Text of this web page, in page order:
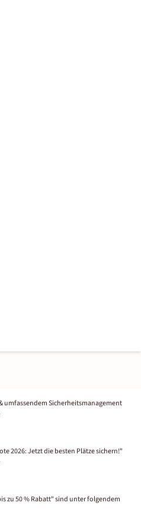
umfassendem Sicherheitsmanagement
2026: Jetzt die besten Plätze sichern!"
zu 50 % Rabatt" sind unter folgendem